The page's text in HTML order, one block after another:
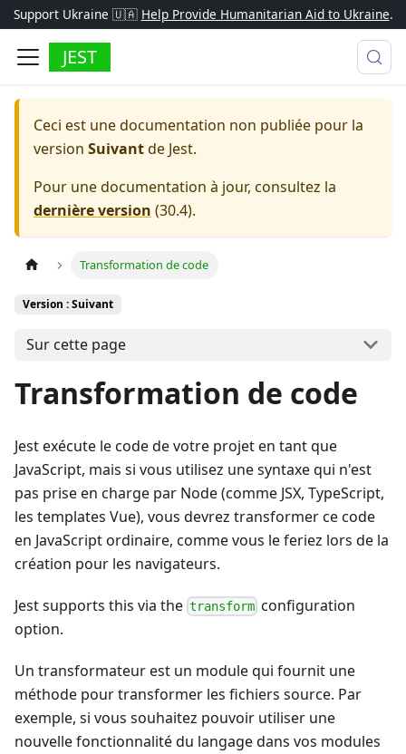
Support Ukraine 🇺🇦 Help Provide Humanitarian Aid to Ukraine.
JEST
Ceci est une documentation non publiée pour la
version Suivantde Jest.
Pour une documentation à jour, consultez la
dernière version (30.4).
Transformation de code
Version : Suivant
Sur cette page
Transformation de code
Jest exécute le code de votre projet en tant que
JavaScript, mais si vous utilisez une syntaxe qui n'est
pas prise en charge par Node (comme JSX, TypeScript,
les templates Vue), vous devrez transformer ce code
en JavaScript ordinaire, comme vous le feriez lors de la
création pour les navigateurs.
Jest supports this via the transform configuration
option.
Un transformateur est un module qui fournit une
méthode pour transformer les fichiers source. Par
exemple, si vous souhaitez pouvoir utiliser une
nouvelle fonctionnalité du langage dans vos modules